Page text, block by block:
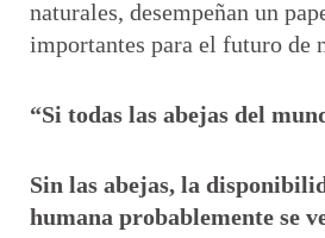
naturales, desempeñan un
importantes para el futuro de
“Si todas las abejas del
Sin las abejas, la
humana probablemente se